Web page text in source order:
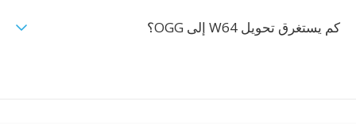
كم يستغرق تحويل W64 إلى OGG؟